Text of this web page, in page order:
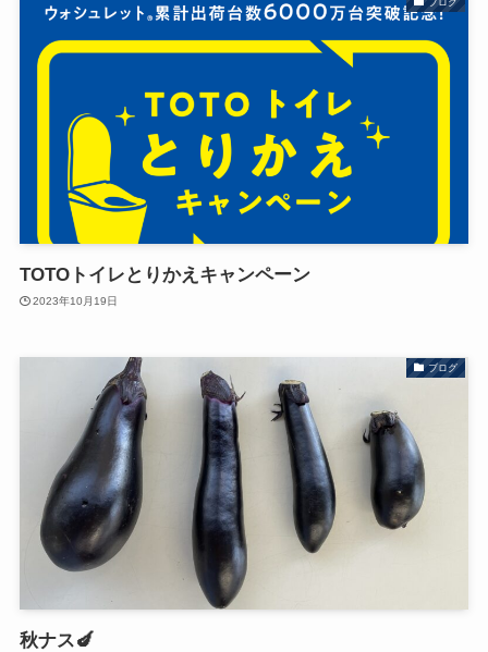
TOTOトイレとりかえキャンペーン
2023年10月19日
ブログ
秋ナス🍆